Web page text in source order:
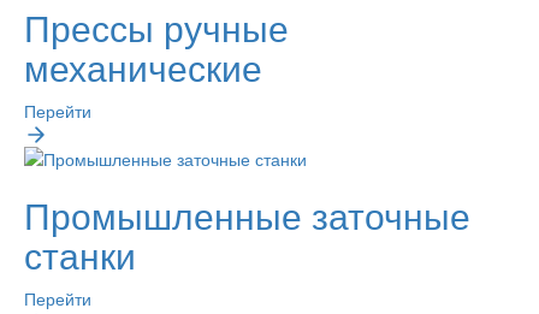
Прессы ручные
механические
Перейти
Промышленные заточные
станки
Перейти